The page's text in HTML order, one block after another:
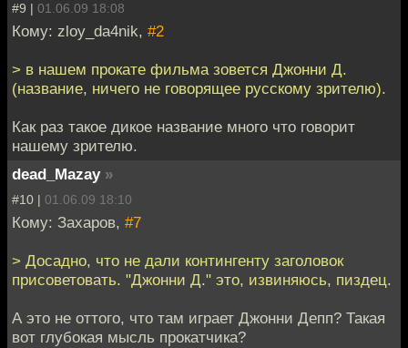
#9 | 01.06.09 18:08
Кому: zloy_da4nik, #2
> в нашем прокате фильма зовется Джонни Д.
(название, ничего не говорящее русскому зрителю).
Как раз такое дикое название много что говорит
нашему зрителю.
dead_Mazay »
#10 | 01.06.09 18:10
Кому: Захаров, #7
> Досадно, что не дали контингенту заголовок
присоветовать. "Джонни Д." это, извиняюсь, пиздец.
А это не оттого, что там играет Джонни Депп? Такая
вот глубокая мысль прокатчика?